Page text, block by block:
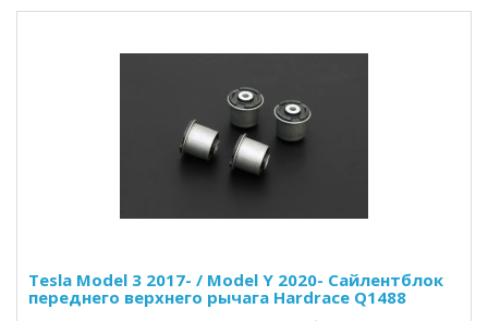
Tesla Model 3 2017- / Model Y 2020- Сайлентблок
переднего верхнего рычага Hardrace Q1488